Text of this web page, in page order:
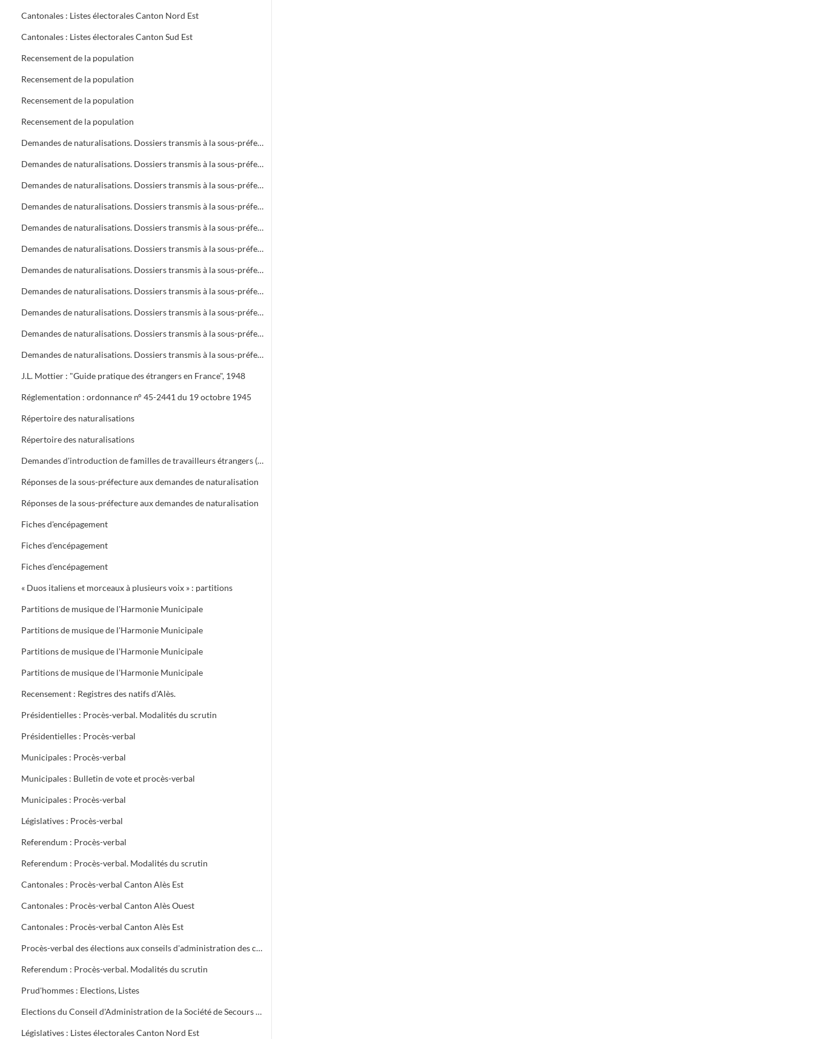
Cantonales : Listes électorales Canton Nord Est
Cantonales : Listes électorales Canton Sud Est
Recensement de la population
Recensement de la population
Recensement de la population
Recensement de la population
Demandes de naturalisations. Dossiers transmis à la sous-préfecture
Demandes de naturalisations. Dossiers transmis à la sous-préfecture
Demandes de naturalisations. Dossiers transmis à la sous-préfecture
Demandes de naturalisations. Dossiers transmis à la sous-préfecture
Demandes de naturalisations. Dossiers transmis à la sous-préfecture
Demandes de naturalisations. Dossiers transmis à la sous-préfecture
Demandes de naturalisations. Dossiers transmis à la sous-préfecture
Demandes de naturalisations. Dossiers transmis à la sous-préfecture
Demandes de naturalisations. Dossiers transmis à la sous-préfecture
Demandes de naturalisations. Dossiers transmis à la sous-préfecture
Demandes de naturalisations. Dossiers transmis à la sous-préfecture
J.L. Mottier : "Guide pratique des étrangers en France", 1948
Réglementation : ordonnance n° 45-2441 du 19 octobre 1945
Répertoire des naturalisations
Répertoire des naturalisations
Demandes d'introduction de familles de travailleurs étrangers (regroupement familial). Eléments d'enquête et réglementations
Réponses de la sous-préfecture aux demandes de naturalisation
Réponses de la sous-préfecture aux demandes de naturalisation
Fiches d'encépagement
Fiches d'encépagement
Fiches d'encépagement
« Duos italiens et morceaux à plusieurs voix » : partitions
Partitions de musique de l'Harmonie Municipale
Partitions de musique de l'Harmonie Municipale
Partitions de musique de l'Harmonie Municipale
Partitions de musique de l'Harmonie Municipale
Recensement : Registres des natifs d'Alès.
Présidentielles : Procès-verbal. Modalités du scrutin
Présidentielles : Procès-verbal
Municipales : Procès-verbal
Municipales : Bulletin de vote et procès-verbal
Municipales : Procès-verbal
Législatives : Procès-verbal
Referendum : Procès-verbal
Referendum : Procès-verbal. Modalités du scrutin
Cantonales : Procès-verbal Canton Alès Est
Cantonales : Procès-verbal Canton Alès Ouest
Cantonales : Procès-verbal Canton Alès Est
Procès-verbal des élections aux conseils d'administration des caisses de Sécurité Sociale et d'Allocations familiales
Referendum : Procès-verbal. Modalités du scrutin
Prud'hommes : Elections, Listes
Elections du Conseil d'Administration de la Société de Secours Minière du groupe sud des Houillères du Bassin des Cévennes (H.B.C.)
Législatives : Listes électorales Canton Nord Est